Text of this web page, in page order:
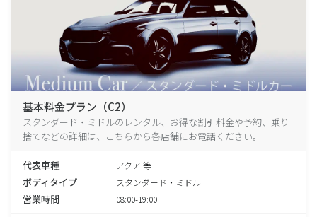
基本料金プラン（C2）
スタンダード・ミドルのレンタル、お得な割引料金や予約、乗り
捨てなどの詳細は、こちらから各店舗にお電話ください。
代表車種 アクア 等
ボディタイプ スタンダード・ミドル
営業時間 08:00-19:00